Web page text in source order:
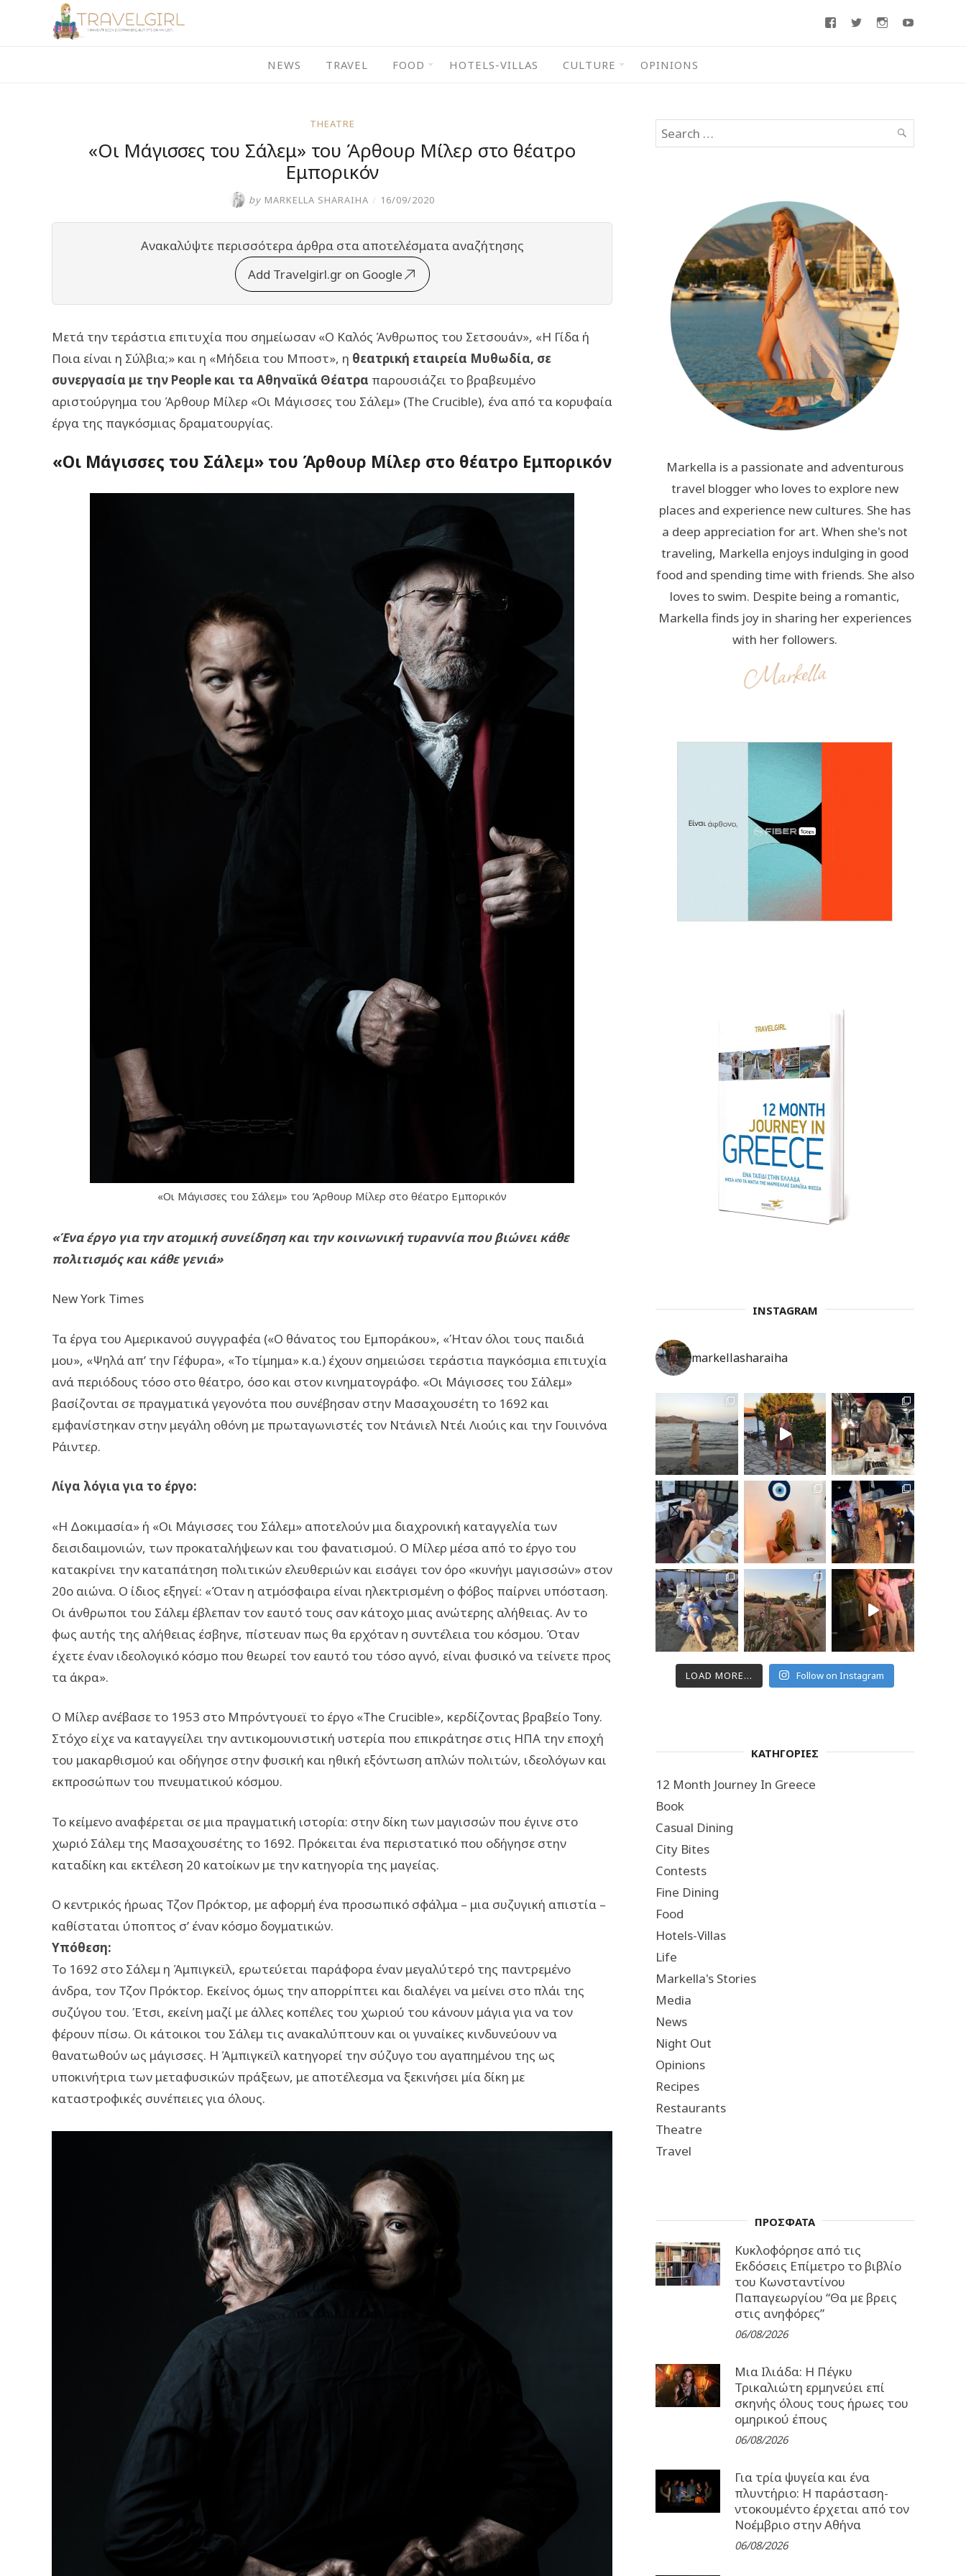
FacebookTwitterInstagram
NEWS TRAVEL FOOD HOTELS-VILLAS CULTURE OPINIONS
THEATRE
«Οι Μάγισσες του Σάλεμ» του Άρθουρ Μίλερ στο θέατρο
Εμπορικόν
by MARKELLA SHARAIHA / 16/09/2020
Ανακαλύψτε περισσότερα άρθρα στα αποτελέσματα αναζήτησης
Add Travelgirl.gr on Google
Μετά την τεράστια επιτυχία που σημείωσαν «Ο Καλός Άνθρωπος του Σετσουάν», «Η Γίδα ή
Ποια είναι η Σύλβια;» και η «Μήδεια του Μποστ», η θεατρική εταιρεία Μυθωδία, σε
συνεργασία με την People και τα Αθηναϊκά Θέατρα παρουσιάζει το βραβευμένο
αριστούργημα του Άρθουρ Μίλερ «Οι Μάγισσες του Σάλεμ» (The Crucible), ένα από τα κορυφαία
έργα της παγκόσμιας δραματουργίας.
«Οι Μάγισσες του Σάλεμ» του Άρθουρ Μίλερ στο θέατρο Εμπορικόν
«Οι Μάγισσες του Σάλεμ» του Άρθουρ Μίλερ στο θέατρο Εμπορικόν
«Ένα έργο για την ατομική συνείδηση και την κοινωνική τυραννία που βιώνει κάθε
πολιτισμός και κάθε γενιά»
New York Times
Τα έργα του Αμερικανού συγγραφέα («Ο θάνατος του Εμποράκου», «Ήταν όλοι τους παιδιά
μου», «Ψηλά απ’ την Γέφυρα», «Το τίμημα» κ.α.) έχουν σημειώσει τεράστια παγκόσμια επιτυχία
ανά περιόδους τόσο στο θέατρο, όσο και στον κινηματογράφο. «Οι Μάγισσες του Σάλεμ»
βασίζονται σε πραγματικά γεγονότα που συνέβησαν στην Μασαχουσέτη το 1692 και
εμφανίστηκαν στην μεγάλη οθόνη με πρωταγωνιστές τον Ντάνιελ Ντέι Λιούις και την Γουινόνα
Ράιντερ.
Λίγα λόγια για το έργο:
«Η Δοκιμασία» ή «Οι Μάγισσες του Σάλεμ» αποτελούν μια διαχρονική καταγγελία των
δεισιδαιμονιών, των προκαταλήψεων και του φανατισμού. Ο Μίλερ μέσα από το έργο του
κατακρίνει την καταπάτηση πολιτικών ελευθεριών και εισάγει τον όρο «κυνήγι μαγισσών» στον
20ο αιώνα. Ο ίδιος εξηγεί: «Όταν η ατμόσφαιρα είναι ηλεκτρισμένη ο φόβος παίρνει υπόσταση.
Οι άνθρωποι του Σάλεμ έβλεπαν τον εαυτό τους σαν κάτοχο μιας ανώτερης αλήθειας. Αν το
φως αυτής της αλήθειας έσβηνε, πίστευαν πως θα ερχόταν η συντέλεια του κόσμου. Όταν
έχετε έναν ιδεολογικό κόσμο που θεωρεί τον εαυτό του τόσο αγνό, είναι φυσικό να τείνετε προς
τα άκρα».
Ο Μίλερ ανέβασε το 1953 στο Μπρόντγουεϊ το έργο «The Crucible», κερδίζοντας βραβείο Tony.
Στόχο είχε να καταγγείλει την αντικομουνιστική υστερία που επικράτησε στις ΗΠΑ την εποχή
του μακαρθισμού και οδήγησε στην φυσική και ηθική εξόντωση απλών πολιτών, ιδεολόγων και
εκπροσώπων του πνευματικού κόσμου.
Το κείμενο αναφέρεται σε μια πραγματική ιστορία: στην δίκη των μαγισσών που έγινε στο
χωριό Σάλεμ της Μασαχουσέτης το 1692. Πρόκειται ένα περιστατικό που οδήγησε στην
καταδίκη και εκτέλεση 20 κατοίκων με την κατηγορία της μαγείας.
Ο κεντρικός ήρωας Τζον Πρόκτορ, με αφορμή ένα προσωπικό σφάλμα – μια συζυγική απιστία –
καθίσταται ύποπτος σ’ έναν κόσμο δογματικών.
Υπόθεση:
Το 1692 στο Σάλεμ η Άμπιγκεϊλ, ερωτεύεται παράφορα έναν μεγαλύτερό της παντρεμένο
άνδρα, τον Τζον Πρόκτορ. Εκείνος όμως την απορρίπτει και διαλέγει να μείνει στο πλάι της
συζύγου του. Έτσι, εκείνη μαζί με άλλες κοπέλες του χωριού του κάνουν μάγια για να τον
φέρουν πίσω. Οι κάτοικοι του Σάλεμ τις ανακαλύπτουν και οι γυναίκες κινδυνεύουν να
θανατωθούν ως μάγισσες. Η Άμπιγκεϊλ κατηγορεί την σύζυγο του αγαπημένου της ως
υποκινήτρια των μεταφυσικών πράξεων, με αποτέλεσμα να ξεκινήσει μία δίκη με
καταστροφικές συνέπειες για όλους.
Search
for:
SEARCH
Markella is a passionate and adventurous
travel blogger who loves to explore new
places and experience new cultures. She has
a deep appreciation for art. When she's not
traveling, Markella enjoys indulging in good
food and spending time with friends. She also
loves to swim. Despite being a romantic,
Markella finds joy in sharing her experiences
with her followers.
INSTAGRAM
markellasharaiha
LOAD MORE... Follow on Instagram
ΚΑΤΗΓΟΡΙΕΣ
12 Month Journey In Greece
Book
Casual Dining
City Bites
Contests
Fine Dining
Food
Hotels-Villas
Life
Markella's Stories
Media
News
Night Out
Opinions
Recipes
Restaurants
Theatre
Travel
ΠΡΟΣΦΑΤΑ
Κυκλοφόρησε από τις
Εκδόσεις Επίμετρο το βιβλίο
του Κωνσταντίνου
Παπαγεωργίου “Θα με βρεις
στις ανηφόρες”
06/08/2026
Μια Ιλιάδα: H Πέγκυ
Τρικαλιώτη ερμηνεύει επί
σκηνής όλους τους ήρωες του
ομηρικού έπους
06/08/2026
Για τρία ψυγεία και ένα
πλυντήριο: Η παράσταση-
ντοκουμέντο έρχεται από τον
Νοέμβριο στην Αθήνα
06/08/2026